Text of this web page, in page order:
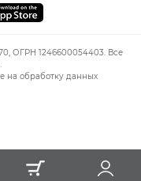
ОГРН 1246600054403. Все
на обработку данных